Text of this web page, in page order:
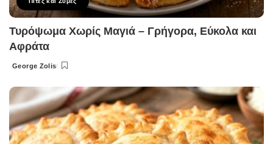
Τυρόψωμα Χωρίς Μαγιά – Γρήγορα, Εύκολα και
Αφράτα
Posted
George Zolis